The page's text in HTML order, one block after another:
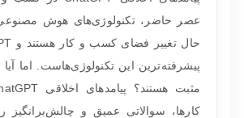
عصر حاضر، تکنولوژی‌های هوش
پیشرفته‌ترین این تکنولوژی‌هاست. اما آیا
کارها، سوالاتی عمیق و